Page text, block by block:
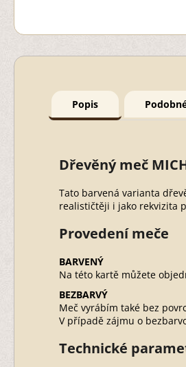
Popis
Dřevěný meč
Tato barvená varianta
realističtěji i jako rekvizita
Provedení meče
BARVENÝ
Na této kartě můžete
BEZBARVÝ
Meč vyrábím také bez
V případě zájmu o
Technické